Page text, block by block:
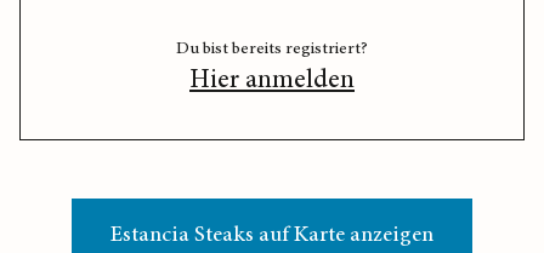
Du bist bereits registriert?
Hier anmelden
Estancia Steaks auf Karte anzeigen